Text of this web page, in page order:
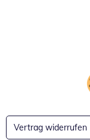
Vertrag widerrufen